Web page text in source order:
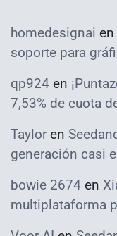
homedesignai en
soporte para
qp924 en
7,53% de cuota
Taylor en
generación casi
bowie 2674 en
multiplataforma